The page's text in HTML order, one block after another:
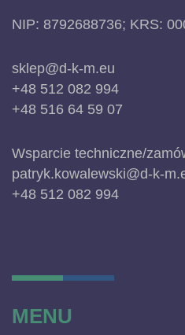
NIP: 8792688736; KRS:
sklep@d-k-m.eu
+48 512 082 994
+48 516 64 59 07
Wsparcie techniczne/
patryk.kowalewski@d-k-
+48 512 082 994
MENU